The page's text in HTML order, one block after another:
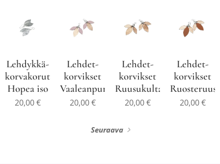
Lehdykkä-
korvakorut
Hopea iso
20,00€
Lehdet-
korvikset
Vaaleanpunaruusukulta
20,00€
Lehdet-
korvikset
Ruusukulta
20,00€
Lehdet-
korvikset
20,00€
Seuraava